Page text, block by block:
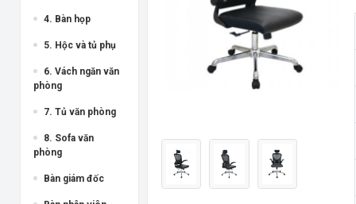
4. Bàn họp
5. Hộc và tủ phụ
6. Vách ngăn văn
phòng
7. Tủ văn phòng
8. Sofa văn
phòng
Bàn giám đốc